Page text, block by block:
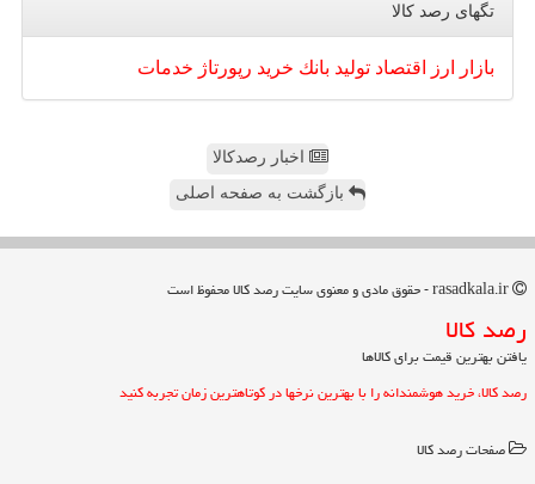
تگهای رصد كالا
بازار ارز اقتصاد تولید بانك خرید رپورتاژ خدمات
اخبار رصدکالا
بازگشت به صفحه اصلی
رصد كالا
یافتن بهترین قیمت برای کالاها
رصد کالا، خرید هوشمندانه را با بهترین نرخها در کوتاهترین زمان تجربه کنید
صفحات رصد كالا